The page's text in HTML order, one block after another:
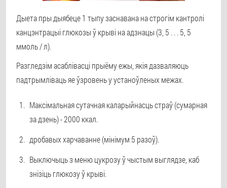
Дыета пры дыябеце 1 тыпу заснавана на строгім кантролі
канцэнтрацыі глюкозы ў крыві на адзнацы (3, 5 . . . 5, 5
ммоль / л).
Разгледзім асаблівасці прыёму ежы, якія дазваляюць
падтрымліваць яе ўзровень у устаноўленых межах.
Максімальная сутачная каларыйнасць страў (сумарная
за дзень) - 2000 ккал.
дробавых харчаванне (мінімум 5 разоў).
Выключыць з меню цукрозу ў чыстым выглядзе, каб
знізіць глюкозу ў крыві.